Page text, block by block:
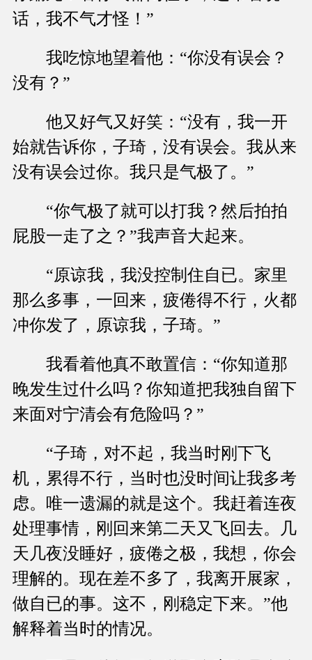
话，我不气才怪！”
我吃惊地望着他：“你没有误会？
没有？”
他又好气又好笑：“没有，我一开
始就告诉你，子琦，没有误会。我从来
没有误会过你。我只是气极了。”
“你气极了就可以打我？然后拍拍
屁股一走了之？”我声音大起来。
“原谅我，我没控制住自已。家里
那么多事，一回来，疲倦得不行，火都
冲你发了，原谅我，子琦。”
我看着他真不敢置信：“你知道那
晚发生过什么吗？你知道把我独自留下
来面对宁清会有危险吗？”
“子琦，对不起，我当时刚下飞
机，累得不行，当时也没时间让我多考
虑。唯一遗漏的就是这个。我赶着连夜
处理事情，刚回来第二天又飞回去。几
天几夜没睡好，疲倦之极，我想，你会
理解的。现在差不多了，我离开展家，
做自已的事。这不，刚稳定下来。”他
解释着当时的情况。